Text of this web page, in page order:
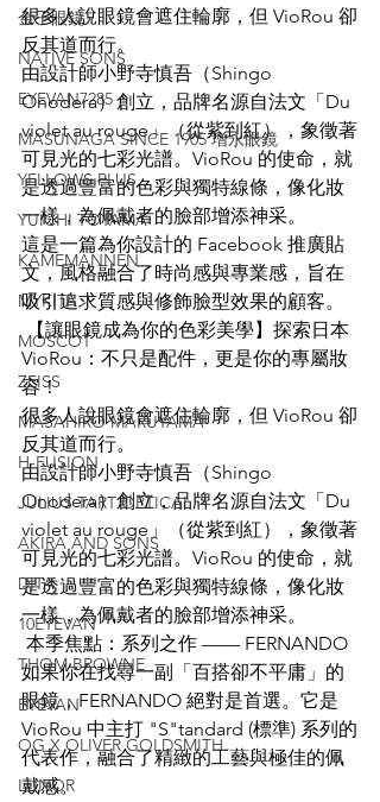
金子眼鏡
NATIVE SONS
EYEVAN7285
MASUNAGA SINCE 1905 增永眼鏡
YELLOWS PLUS
YUICHI TOYAMA
KAMEMANNEN
MYKITA
MOSCOT
ZEISS
MASAHIRO MARUYAMA
H-FUSION
JULIUS TART OPTICAL
AKIRA AND SONS
DITA
10EYEVAN
THOM BROWNE
EYEVAN
OG X OLIVER GOLDSMITH
LUNOR
很多人說眼鏡會遮住輪廓，但 VioRou 卻
反其道而行。
由設計師小野寺慎吾（Shingo
Onodera）創立，品牌名源自法文「Du
violet au rouge」（從紫到紅），象徵著
可見光的七彩光譜。VioRou 的使命，就
是透過豐富的色彩與獨特線條，像化妝
一樣，為佩戴者的臉部增添神采。
這是一篇為你設計的 Facebook 推廣貼
文，風格融合了時尚感與專業感，旨在
吸引追求質感與修飾臉型效果的顧客。
【讓眼鏡成為你的色彩美學】探索日本
VioRou：不只是配件，更是你的專屬妝
容！
很多人說眼鏡會遮住輪廓，但 VioRou 卻
反其道而行。
由設計師小野寺慎吾（Shingo
Onodera）創立，品牌名源自法文「Du
violet au rouge」（從紫到紅），象徵著
可見光的七彩光譜。VioRou 的使命，就
是透過豐富的色彩與獨特線條，像化妝
一樣，為佩戴者的臉部增添神采。
本季焦點：系列之作 —— FERNANDO
如果你在找尋一副「百搭卻不平庸」的
眼鏡，FERNANDO 絕對是首選。它是
VioRou 中主打 "S"tandard (標準) 系列的
代表作，融合了精緻的工藝與極佳的佩
戴感。